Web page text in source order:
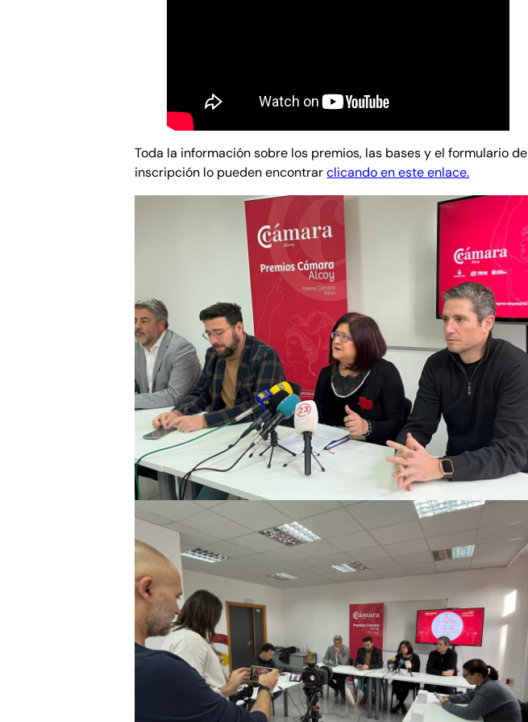
Toda la información sobre los premios, las bases y el formulario de
inscripción lo pueden encontrarclicando en este enlace.